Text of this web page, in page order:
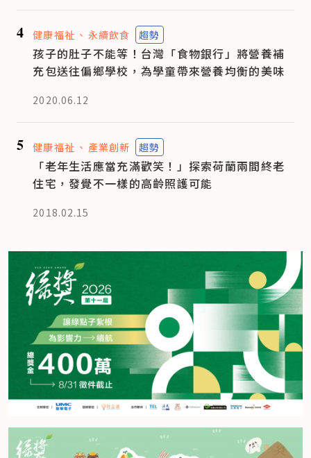
4 健康福祉 永續飲食 趨勢
孩子的肚子不能等！台灣「食物銀行」將營養補
充包送往偏鄉學校，為學童帶來營養均衡的美味
2020.06.12
5 健康福祉 產業創新 趨勢
「老年生活應當充滿歡笑！」探索荷蘭兩間終老
住宅，發覺不一樣的高齡照護可能
2018.02.15